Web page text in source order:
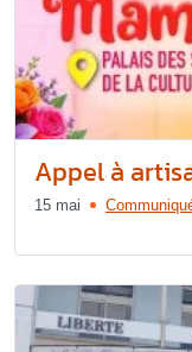
Appel à
15 mai